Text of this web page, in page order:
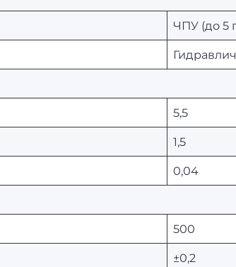
ЧПУ (до 5
5,5
1,5
0,04
500
±0,2